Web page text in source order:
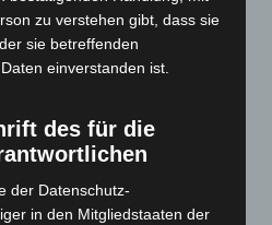
zu verstehen gibt, dass sie
sie betreffenden
einverstanden ist.
des für die
der Datenschutz-
in den Mitgliedstaaten der